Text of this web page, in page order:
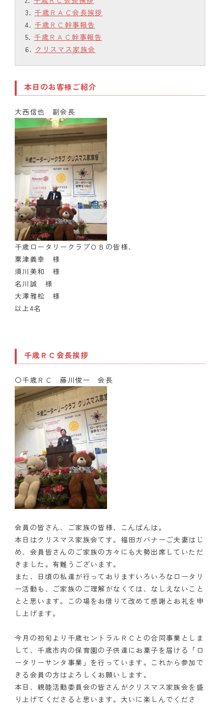
千歳ＲＡＣ会長挨拶
千歳ＲＣ幹事報告
千歳ＲＡＣ幹事報告
クリスマス家族会
本日のお客様ご紹介
大西信也 副会長
千歳ロータリークラブＯＢの皆様、
粟津義幸 様
須川美和 様
名川誠 様
大澤雅松 様
以上4名
千歳ＲＣ会長挨拶
〇千歳ＲＣ 藤川俊一 会長
会員の皆さん、ご家族の皆様、こんばんは。
本日はクリスマス家族会てす。福田ガバナーご夫妻はじ
め、会員皆さんのご家族の方々にも大勢出席していただ
きました。有難うございます。
また、日頃の私達が行っておりますいろいろなロータリ
ー活動も、ご家族のご理解がなくては、なしえないこと
とと思います。この場をお借りて改めて感謝とお礼を申
し上げます。
今月の初旬より千歳セントラルＲＣとの合同事業としま
して、千歳市内の保育園の子供達にお菓子を届ける「ロ
ータリーサンタ事業」を行っています。これから参加で
きる会員の方はよろしくお願いします。
本日、親睦活動委員会の皆さんがクリスマス家族会を盛
り上げてくださると思います。大いに楽しんでくださ